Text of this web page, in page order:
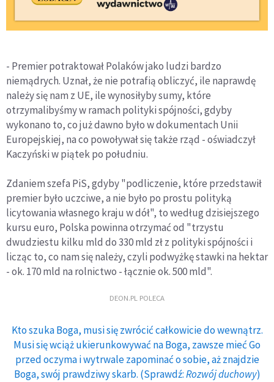
- Premier potraktował Polaków jako ludzi bardzo
niemądrych. Uznał, że nie potrafią obliczyć, ile naprawdę
należy się nam z UE, ile wynosiłyby sumy, które
otrzymalibyśmy w ramach polityki spójności, gdyby
wykonano to, co już dawno było w dokumentach Unii
Europejskiej, na co powoływał się także rząd - oświadczył
Kaczyński w piątek po południu.
Zdaniem szefa PiS, gdyby "podliczenie, które przedstawił
premier było uczciwe, a nie było po prostu polityką
licytowania własnego kraju w dół", to według dzisiejszego
kursu euro, Polska powinna otrzymać od "trzystu
dwudziestu kilku mld do 330 mld zł z polityki spójności i
licząc to, co nam się należy, czyli podwyżkę stawki na hektar
- ok. 170 mld na rolnictwo - łącznie ok. 500 mld".
DEON.PL POLECA
Kto szuka Boga, musi się zwrócić całkowicie do wewnątrz.
Musi się wciąż ukierunkowywać na Boga, zawsze mieć Go
przed oczyma i wytrwale zapominać o sobie, aż znajdzie
Boga, swój prawdziwy skarb. (Sprawdź:Rozwój duchowy)